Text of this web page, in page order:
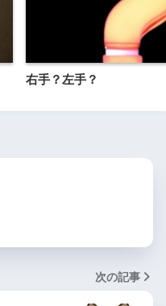
右手？左手？
次の記事